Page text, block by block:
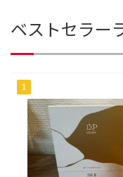
ベストセラー